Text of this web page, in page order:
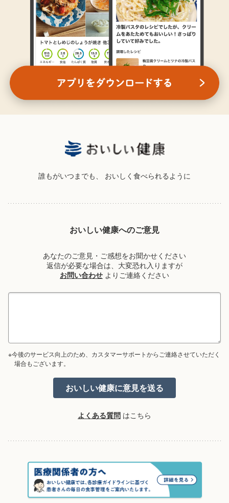
誰もがいつまでも、 おいしく食べられるように
おいしい健康へのご意見
あなたのご意見・ご感想をお聞かせください
返信が必要な場合は、大変恐れ入りますが
お問い合わせ よりご連絡ください
※今後のサービス向上のため、カスタマーサポートからご連絡させていただく
場合もございます。
よくある質問 はこちら